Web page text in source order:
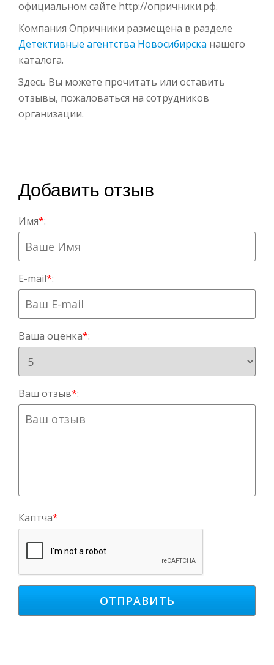
официальном сайте http://опричники.рф.
Компания Опричники размещена в разделе
Детективные агентства Новосибирска нашего
каталога.
Здесь Вы можете прочитать или оставить
отзывы, пожаловаться на сотрудников
организации.
Добавить отзыв
Имя*:
E-mail*:
Ваша оценка*:
Ваш отзыв*:
Каптча*